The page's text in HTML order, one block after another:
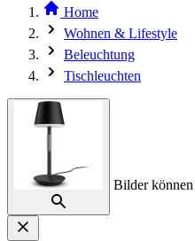
Home
Wohnen & Lifestyle
Beleuchtung
Tischleuchten
Bilder